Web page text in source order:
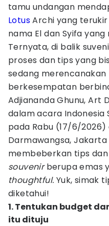
tamu undangan
LotusArchi yang terukir
nama El dan Syifa
Ternyata, di balik
proses dan tips yang
sedang merencanakan
berkesempatan
Adjiananda Ghunu, Art
dalam acara Indonesia
pada Rabu (17/6/
Darmawangsa, Jakarta
membeberkan tips
souvenirberupa emas
thoughtful. Yuk, simak
diketahui!
1. Tentukan budget
itu dituju